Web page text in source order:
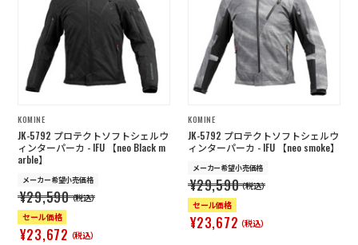
KOMINE
JK-5792 プロテクトソフトシェルウ
ィンターパーカ - IFU 【neo Black m
arble】
メーカー希望小売価格
¥29,590（税込）
セール価格
¥23,672（税込）
KOMINE
JK-5792 プロテクトソフトシェルウ
ィンターパーカ - IFU 【neo smoke】
メーカー希望小売価格
¥29,590（税込）
セール価格
¥23,672（税込）